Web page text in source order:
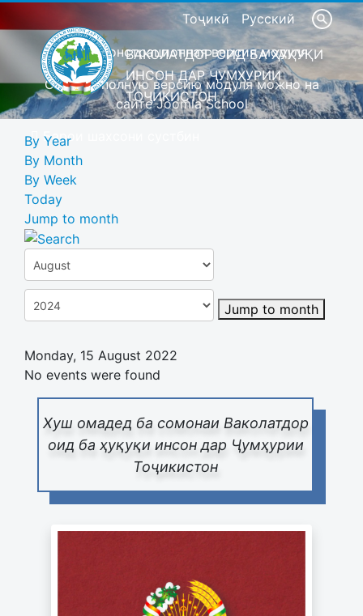
Тоҷикӣ Русский
Это демонстрационная версия модуля
Скачать полную версию модуля можно на
сайте Joomla School
Барои шахсони сустбин
ВАКОЛАТДОР ОИД БА ҲУҚУҚИ
ИНСОН ДАР ҶУМҲУРИИ
ТОҶИКИСТОН
Хуш омадед ба сомонаи Ваколатдор
оид ба ҳуқуқи инсон дар Ҷумҳурии
Тоҷикистон
By Year
By Month
By Week
Today
Jump to month
Jump to month
Monday, 15 August 2022
No events were found